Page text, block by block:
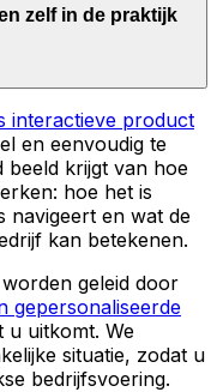
zelf in de praktijk
interactieve product
en eenvoudig te
krijgt van hoe
hoe het is
navigeert en wat de
kan betekenen.
geleid door
gepersonaliseerde
u uitkomt. We
situatie, zodat u
bedrijfsvoering.